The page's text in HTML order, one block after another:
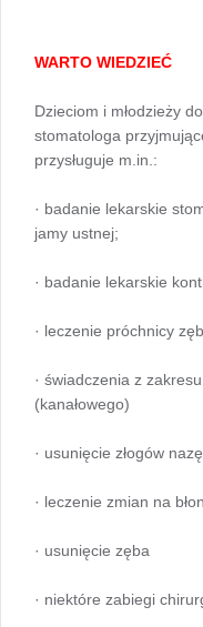
WARTO WIEDZIEĆ
Dzieciom i młodzieży
stomatologa
przysługuje m.in.:
· badanie lekarskie
jamy ustnej;
· badanie lekarskie
· leczenie próchnicy
· świadczenia z
(kanałowego)
· usunięcie złogów
· leczenie zmian na
· usunięcie zęba
· niektóre zabiegi